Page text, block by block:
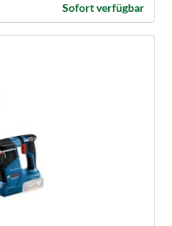
Sofort verfügbar